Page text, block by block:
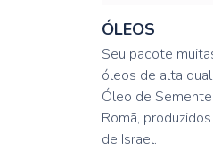
ÓLEOS
Seu pacote
óleos de alta
Óleo de
Romã,
de Israel.